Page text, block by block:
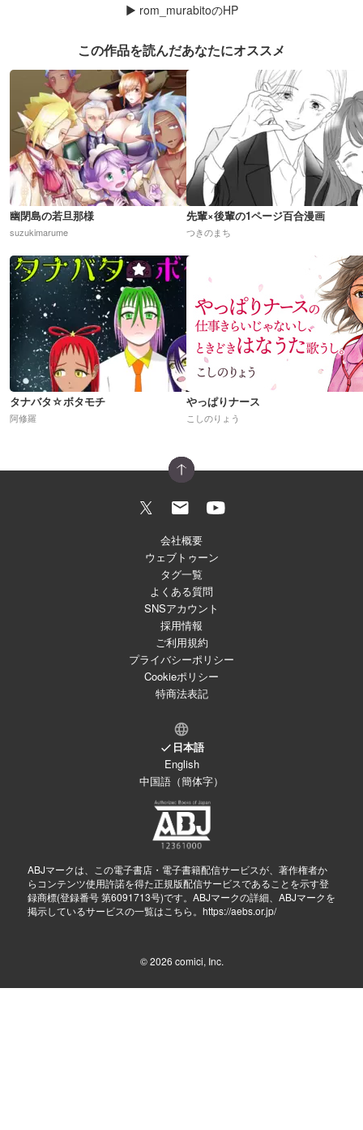
▶ rom_murabitoのHP
この作品を読んだあなたにオススメ
幽閉島の若旦那様
suzukimarume
先輩×後輩の1ページ百合漫画
つきのまち
タナバタ☆ボタモチ
阿修羅
やっぱりナース
こしのりょう
会社概要
ウェブトゥーン
タグ一覧
よくある質問
SNSアカウント
採用情報
ご利用規約
プライバシーポリシー
Cookieポリシー
特商法表記
日本語
English
中国語（簡体字）
ABJマークは、この電子書店・電子書籍配信サービスが、著作権者か
らコンテンツ使用許諾を得た正規版配信サービスであることを示す登
録商標(登録番号 第6091713号)です。ABJマークの詳細、ABJマークを
掲示しているサービスの一覧はこちら。 https://aebs.or.jp/
© 2026 comici, Inc.